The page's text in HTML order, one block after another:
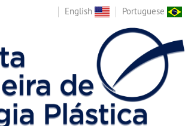
English Portuguese